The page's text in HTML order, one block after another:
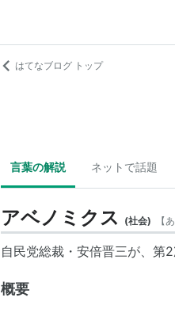
はてなブログ トップ
言葉の解説 ネットで話題
アベノミクス (社会) 【
自民党総裁・安倍晋三が、第
概要